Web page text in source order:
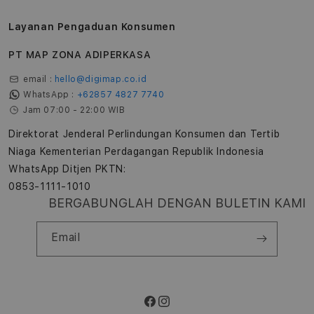
Layanan Pengaduan Konsumen
PT MAP ZONA ADIPERKASA
email : hello@digimap.co.id
WhatsApp : +62857 4827 7740
Jam 07:00 - 22:00 WIB
Direktorat Jenderal Perlindungan Konsumen dan Tertib
Niaga Kementerian Perdagangan Republik Indonesia
WhatsApp Ditjen PKTN:
0853-1111-1010
BERGABUNGLAH DENGAN BULETIN KAMI
Email
Facebook
Instagram